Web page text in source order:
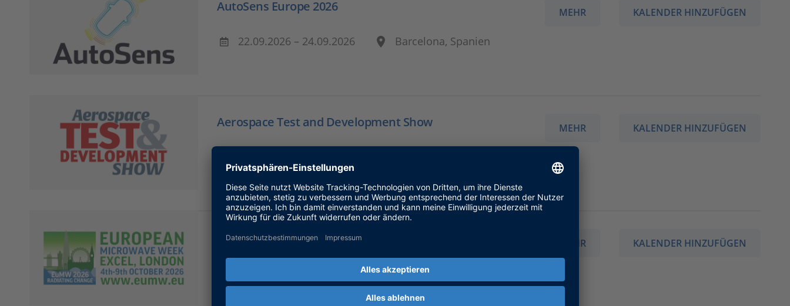
AutoSens Europe 2026
22.09.2026 – 24.09.2026 Barcelona, Spanien
MEHR KALENDER HINZUFÜGEN
Aerospace Test and Development Show MEHR KALENDER HINZUFÜGEN
European Microwave Week 2026
London, Großbritannien
MEHR KALENDER HINZUFÜGEN